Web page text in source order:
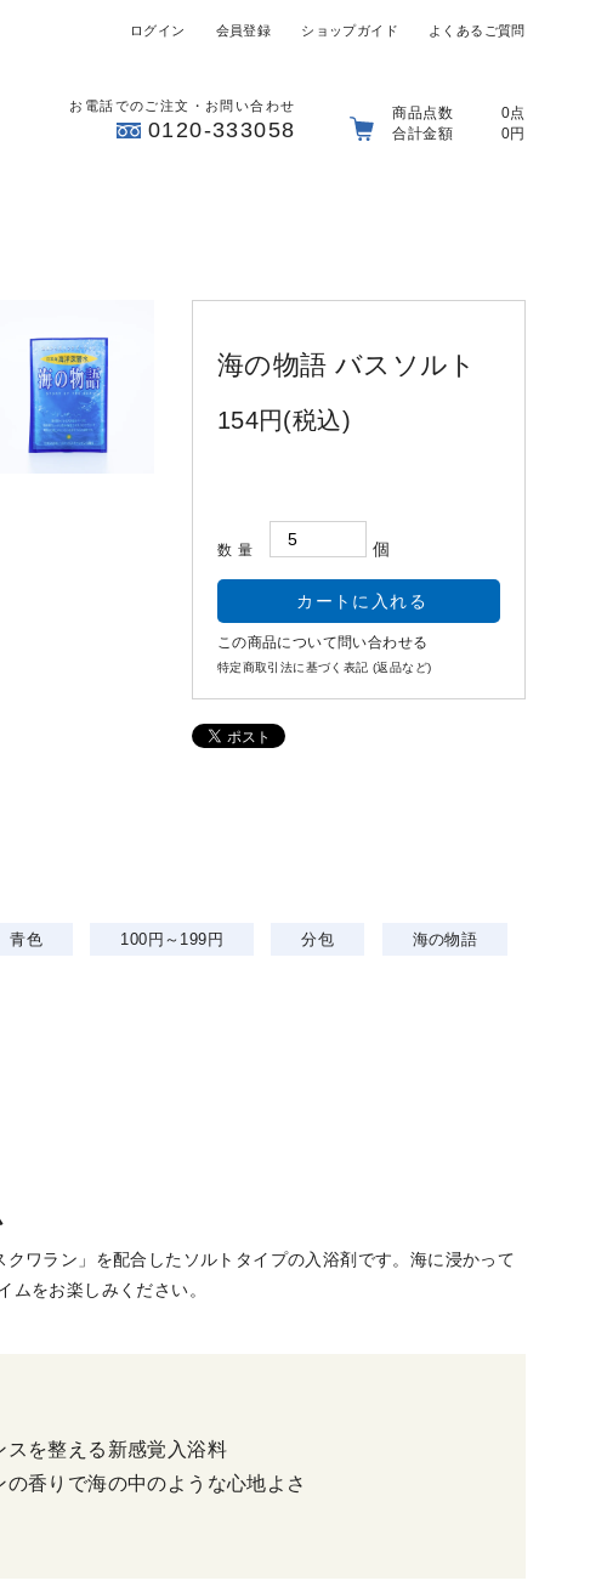
ログイン 会員登録 ショップガイド よくあるご質問
お電話でのご注文・お問い合わせ
0120-333058
商品点数
0点
合計金額
0円
海の物語 バスソルト
154円(税込)
数量 個
この商品について問い合わせる
特定商取引法に基づく表記 (返品など)
青色 100円～199円 分包 海の物語
ワラン」を配合したソルトタイプの入浴剤です。海に浸かって
をお楽しみください。
スを整える新感覚入浴料
香りで海の中のような心地よさ